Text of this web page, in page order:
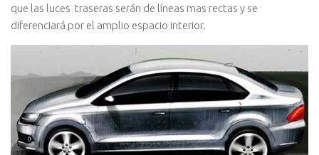
que las luces traseras serán de líneas mas rectas y se
diferenciará por el amplio espacio interior.